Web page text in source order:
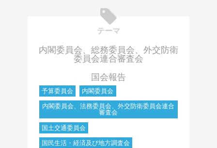
テーマ
内閣委員会、総務委員会、外交防衛
委員会連合審査会
国会報告
予算委員会
内閣委員会
内閣委員会、法務委員会、外交防衛委員会連合
審査会
国土交通委員会
国民生活・経済及び地方調査会